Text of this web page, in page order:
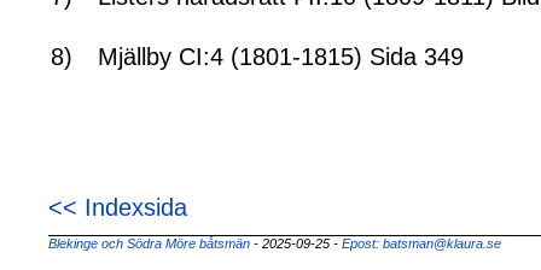
8) Mjällby CI:4 (1801-1815) Sida 349
<< Indexsida
Blekinge och Södra Möre båtsmän - 2025-09-25 - Epost: batsman@klaura.se